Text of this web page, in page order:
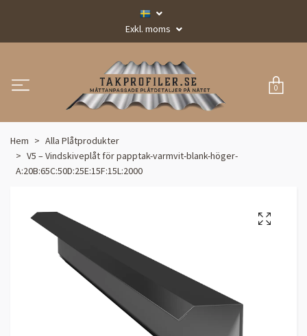
Exkl. moms
0
Hem
Alla Plåtprodukter
V5 – Vindskiveplåt för papptak-varmvit-blank-höger-
A:20B:65C:50D:25E:15F:15L:2000